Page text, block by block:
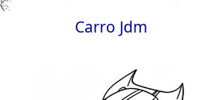
Carro Jdm